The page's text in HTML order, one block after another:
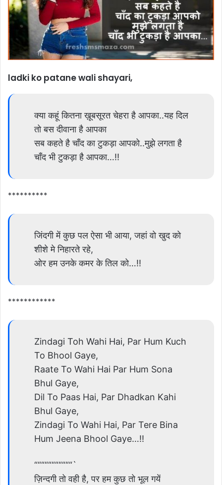
ladki ko patane wali shayari,
क्या कहूं कितना ख़ूबसूरत चेहरा है आपका..यह दिल
तो बस दीवाना है आपका
सब कहते है चाँद का टुकड़ा आपको..मुझे लगता है
चाँद भी टुकड़ा है आपका…!!
**********
जिंदगी में कुछ पल ऐसा भी आया, जहां वो खुद को
शीशे मे निहारते रहे,
ओर हम उनके कमर के तिल को…!!
************
Zindagi Toh Wahi Hai, Par Hum Kuch
To Bhool Gaye,
Raate To Wahi Hai Par Hum Sona
Bhul Gaye,
Dil To Paas Hai, Par Dhadkan Kahi
Bhul Gaye,
Zindagi To Wahi Hai, Par Tere Bina
Hum Jeena Bhool Gaye…!!
“““““““““““`
ज़िन्दगी तो वही है, पर हम कुछ तो भूल गयें